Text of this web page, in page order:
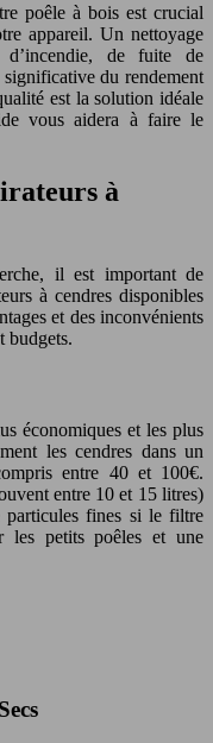
poêle à bois est crucial
appareil. Un nettoyage
de fuite de
du rendement
est la solution idéale
vous aidera à faire le
à
il est important de
à cendres disponibles
et des inconvénients
budgets.
économiques et les plus
les cendres dans un
entre 40 et 100€.
entre 10 et 15 litres)
fines si le filtre
les petits poêles et une